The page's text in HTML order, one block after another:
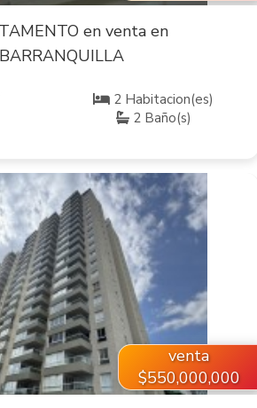
en venta en
BARRANQUILLA
2 Habitacion(es)
2 Baño(s)
VER INMUEBLE
venta
$550,000,000